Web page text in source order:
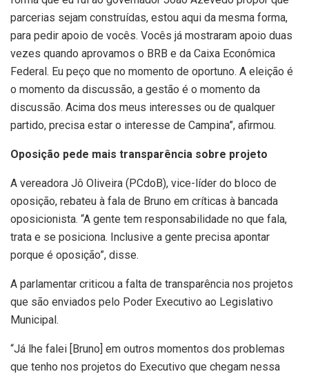
parcerias sejam construídas, estou aqui da mesma forma,
para pedir apoio de vocês. Vocês já mostraram apoio duas
vezes quando aprovamos o BRB e da Caixa Econômica
Federal. Eu peço que no momento de oportuno. A eleição é
o momento da discussão, a gestão é o momento da
discussão. Acima dos meus interesses ou de qualquer
partido, precisa estar o interesse de Campina”, afirmou.
Oposição pede mais transparência sobre projeto
A vereadora Jô Oliveira (PCdoB), vice-líder do bloco de
oposição, rebateu à fala de Bruno em críticas à bancada
oposicionista. “A gente tem responsabilidade no que fala,
trata e se posiciona. Inclusive a gente precisa apontar
porque é oposição”, disse.
A parlamentar criticou a falta de transparência nos projetos
que são enviados pelo Poder Executivo ao Legislativo
Municipal.
“Já lhe falei [Bruno] em outros momentos dos problemas
que tenho nos projetos do Executivo que chegam nessa